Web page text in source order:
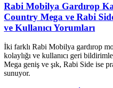
Rabi Mobilya Gardırop
Country Mega ve Rabi
ve Kullanıcı Yorumları
İki farklı Rabi Mobilya gardırop
kolaylığı ve kullanıcı geri
Mega geniş ve şık, Rabi Side ise
sunuyor.